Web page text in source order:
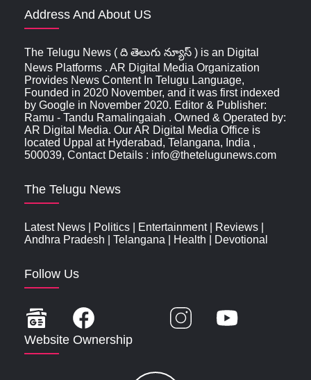
Address And About US
The Telugu News ( ది తెలుగు న్యూస్‌ ) is an Digital
News Platforms . AR Digital Media Organization
Provides News Content In Telugu Language,
Founded in 2020 November, and it was first indexed
by Google in November 2020. Editor & Publisher:
Ramu - Tandu Ramalingaiah . Owned & Operated by:
AR Digital Media. Our AR Digital Media Office is
located Uppal at Hyderabad, Telangana, India ,
500039, Contact Details : info@thetelugunews.com
The Telugu News
Latest News Politics Entertainment| Reviews
Andhra Pradesh
Telangana Health Devotional
Follow Us
Website Ownership